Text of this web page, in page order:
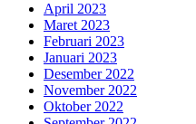
April 2023
Maret 2023
Februari 2023
Januari 2023
Desember 2022
November 2022
Oktober 2022